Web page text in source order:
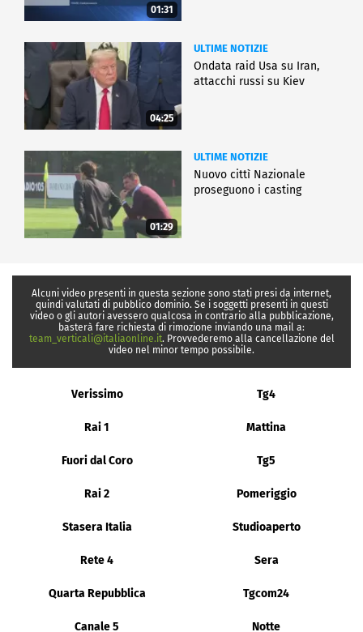
01:31
04:25
ULTIME NOTIZIE
Ondata raid Usa su Iran,
attacchi russi su Kiev
01:29
ULTIME NOTIZIE
Nuovo cittì Nazionale
proseguono i casting
Alcuni video presenti in questa sezione sono stati presi da internet,
quindi valutati di pubblico dominio. Se i soggetti presenti in questi
video o gli autori avessero qualcosa in contrario alla pubblicazione,
basterà fare richiesta di rimozione inviando una mail a:
team_verticali@italiaonline.it. Provvederemo alla cancellazione del
video nel minor tempo possibile.
Verissimo Tg4
Rai 1 Mattina
Fuori dal Coro Tg5
Rai 2 Pomeriggio
Stasera Italia Studioaperto
Rete 4 Sera
Quarta Repubblica Tgcom24
Canale 5 Notte